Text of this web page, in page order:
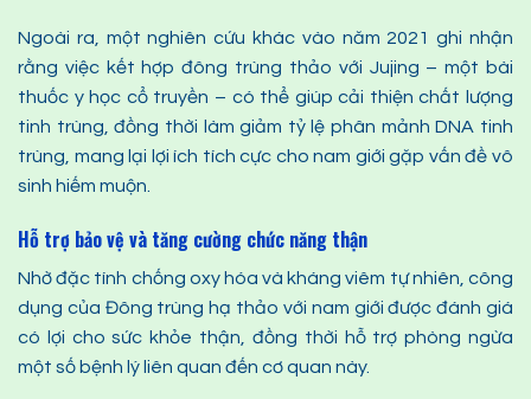
Ngoài ra, một nghiên cứu khác vào năm 2021 ghi nhận
rằng việc kết hợp đông trùng thảo với Jujing – một bài
thuốc y học cổ truyền – có thể giúp cải thiện chất lượng
tinh trùng, đồng thời làm giảm tỷ lệ phân mảnh DNA tinh
trùng, mang lại lợi ích tích cực cho nam giới gặp vấn đề vô
sinh hiếm muộn.
Hỗ trợ bảo vệ và tăng cường chức năng thận
Nhờ đặc tính chống oxy hóa và kháng viêm tự nhiên, công
dụng của Đông trùng hạ thảo với nam giới được đánh giá
có lợi cho sức khỏe thận, đồng thời hỗ trợ phòng ngừa
một số bệnh lý liên quan đến cơ quan này.